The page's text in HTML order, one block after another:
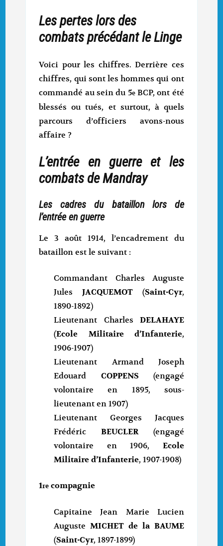
Les pertes lors des
combats précédant le Linge
Voici pour les chiffres. Derrière ces
chiffres, qui sont les hommes qui ont
commandé au sein du 5eBCP, ont été
blessés ou tués, et surtout, à quels
parcours d’officiers avons-nous
affaire ?
L’entrée en guerre et les
combats de Mandray
Les cadres du bataillon lors de
l’entrée en guerre
Le 3 août 1914, l’encadrement du
bataillon est le suivant :
Commandant Charles Auguste
Jules JACQUEMOT (Saint-Cyr,
1890-1892)
Lieutenant Charles DELAHAYE
(Ecole Militaire d’Infanterie,
1906-1907)
Lieutenant Armand Joseph
Edouard COPPENS (engagé
volontaire en 1895, sous-
lieutenant en 1907)
Lieutenant Georges Jacques
Frédéric BEUCLER(engagé
volontaire en 1906, Ecole
Militaire d’Infanterie, 1907-1908)
1re compagnie
Capitaine Jean Marie Lucien
AugusteMICHET de la BAUME
(Saint-Cyr, 1897-1899)